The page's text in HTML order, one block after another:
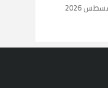
الجمعة 7 أغسطس 2026